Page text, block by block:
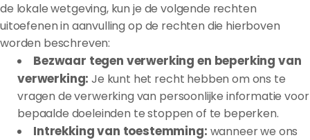
de lokale wetgeving, kun je de volgende rechten
uitoefenen in aanvulling op de rechten die hierboven
worden beschreven:
Bezwaar tegen verwerking en beperking van
verwerking: Je kunt het recht hebben om ons te
vragen de verwerking van persoonlijke informatie voor
bepaalde doeleinden te stoppen of te beperken.
Intrekking van toestemming: wanneer we ons